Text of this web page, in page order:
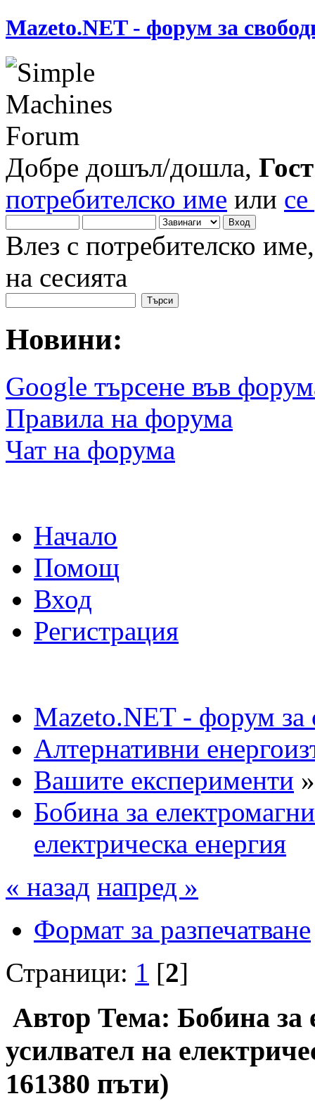
Mazeto.NET - форум за
Добре дошъл/дошла, Гост
потребителско име или
Влез с потребителско
на сесията
Новини:
Google търсене във
Правила на форума
Чат на форума
Начало
Помощ
Вход
Регистрация
Mazeto.NET - форум за
Алтернативни
Вашите експерименти »
Бобина за
електрическа енергия
« назад напред »
Формат за разпечатване
Страници: 1 [2]
Автор Тема: Бобина за
усилвател на
161380 пъти)